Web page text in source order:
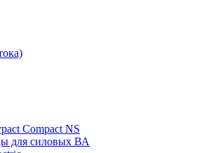
Compact NS
для силовых ВА